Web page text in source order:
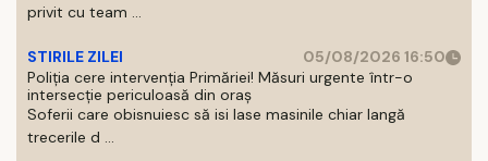
privit cu team ...
STIRILE ZILEI
05/08/2026 16:50
Poliția cere intervenția Primăriei! Măsuri urgente într-o
intersecție periculoasă din oraș
Soferii care obisnuiesc să isi lase masinile chiar langă
trecerile d ...